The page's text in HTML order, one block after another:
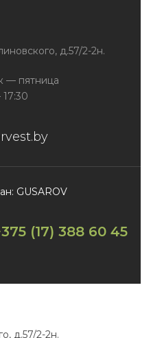
д.57/2-2н.
— пятница
GUSAROV
(17) 388 60 45
д.57/2-2н.